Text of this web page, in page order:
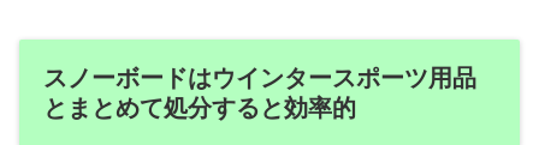
スノーボードはウインタースポーツ用品
とまとめて処分すると効率的